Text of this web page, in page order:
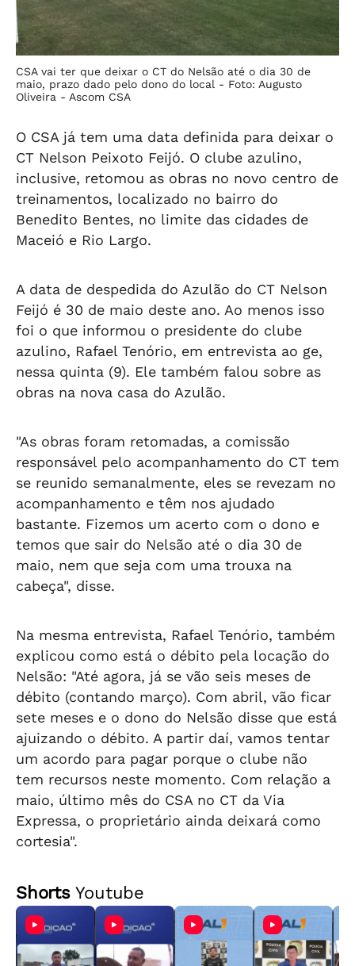
CSA vai ter que deixar o CT do Nelsão até o dia 30 de
maio, prazo dado pelo dono do local - Foto: Augusto
Oliveira - Ascom CSA
O CSA já tem uma data definida para deixar o
CT Nelson Peixoto Feijó. O clube azulino,
inclusive, retomou as obras no novo centro de
treinamentos, localizado no bairro do
Benedito Bentes, no limite das cidades de
Maceió e Rio Largo.
A data de despedida do Azulão do CT Nelson
Feijó é 30 de maio deste ano. Ao menos isso
foi o que informou o presidente do clube
azulino, Rafael Tenório, em entrevista ao ge,
nessa quinta (9). Ele também falou sobre as
obras na nova casa do Azulão.
"As obras foram retomadas, a comissão
responsável pelo acompanhamento do CT tem
se reunido semanalmente, eles se revezam no
acompanhamento e têm nos ajudado
bastante. Fizemos um acerto com o dono e
temos que sair do Nelsão até o dia 30 de
maio, nem que seja com uma trouxa na
cabeça", disse.
Na mesma entrevista, Rafael Tenório, também
explicou como está o débito pela locação do
Nelsão: "Até agora, já se vão seis meses de
débito (contando março). Com abril, vão ficar
sete meses e o dono do Nelsão disse que está
ajuizando o débito. A partir daí, vamos tentar
um acordo para pagar porque o clube não
tem recursos neste momento. Com relação a
maio, último mês do CSA no CT da Via
Expressa, o proprietário ainda deixará como
cortesia".
ShortsYoutube